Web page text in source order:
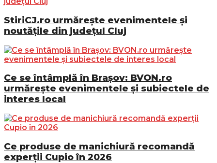
StiriCJ.ro urmărește evenimentele și
noutățile din județul Cluj
Ce se întâmplă în Brașov: BVON.ro
urmărește evenimentele și subiectele de
interes local
Ce produse de manichiură recomandă
experții Cupio în 2026